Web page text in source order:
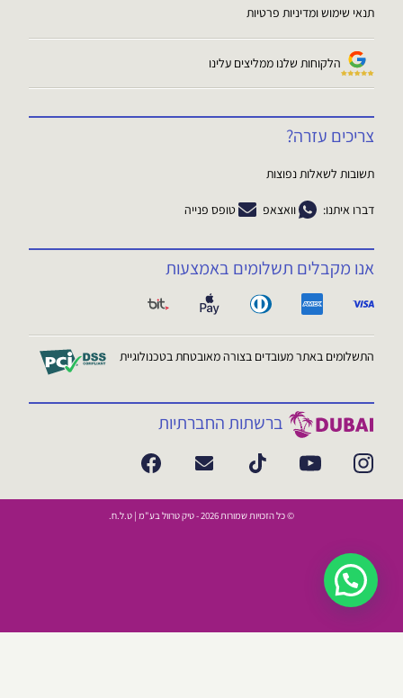
תנאי שימוש ומדיניות פרטיות
הלקוחות שלנו ממליצים עלינו
צריכים עזרה?
תשובות לשאלות נפוצות
דברו איתנו: וואצאפ טופס פנייה
אנו מקבלים תשלומים באמצעות
התשלומים באתר מעובדים בצורה מאובטחת בטכנולוגיית
ברשתות החברתיות
© כל הזכויות שמורות 2026 - טיק טרוול בע"מ | ט.ל.ח.